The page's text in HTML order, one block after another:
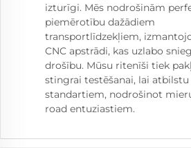
izturīgi. Mēs nodrošinām
piemērotību dažādiem
transportlīdzekļiem,
CNC apstrādi, kas uzlabo
drošību. Mūsu ritenīši tiek
stingrai testēšanai, lai atbilstu
standartiem, nodrošinot
road entuziastiem.